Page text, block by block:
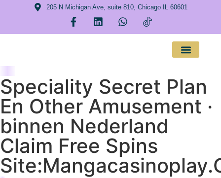
205 N Michigan Ave, suite 810, Chicago IL 60601
Speciality Secret Plan
En Other Amusement ·
binnen Nederland
Claim Free Spins